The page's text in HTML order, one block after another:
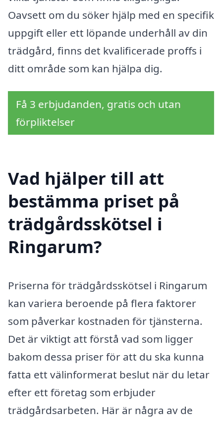
Oavsett om du söker hjälp med en specifik
uppgift eller ett löpande underhåll av din
trädgård, finns det kvalificerade proffs i
ditt område som kan hjälpa dig.
Få 3 erbjudanden, gratis och utan
förpliktelser
Vad hjälper till att
bestämma priset på
trädgårdsskötsel i
Ringarum?
Priserna för trädgårdsskötsel i Ringarum
kan variera beroende på flera faktorer
som påverkar kostnaden för tjänsterna.
Det är viktigt att förstå vad som ligger
bakom dessa priser för att du ska kunna
fatta ett välinformerat beslut när du letar
efter ett företag som erbjuder
trädgårdsarbeten. Här är några av de